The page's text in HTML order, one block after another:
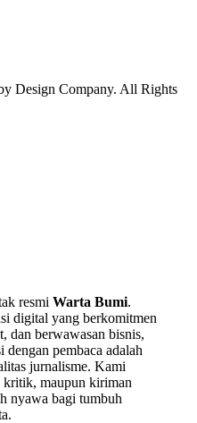
Design Company. All Rights
resmi Warta Bumi.
digital yang berkomitmen
dan berwawasan bisnis,
pembaca adalah
jurnalisme. Kami
kritik, maupun kiriman
nyawa bagi tumbuh